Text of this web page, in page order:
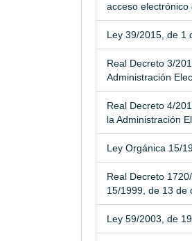
acceso electrónico
Ley 39/2015, de 1
Real Decreto 3/
Administración
Real Decreto 4/
la Administración
Ley Orgánica 15/
Real Decreto
15/1999, de 13 de
Ley 59/2003, de